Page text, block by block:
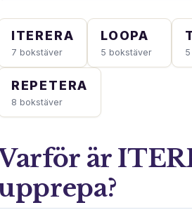
ITERERA
7 bokstäver
LOOPA
5 bokstäver
REPETERA
8 bokstäver
är